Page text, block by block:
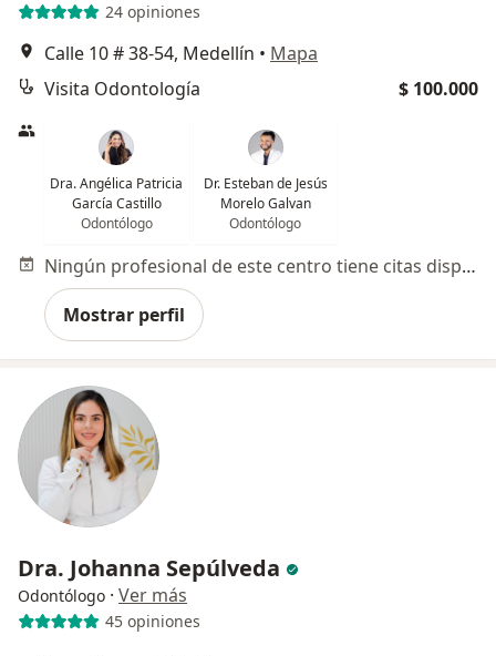
24 opiniones
Calle 10 # 38-54, Medellín • Mapa
Visita Odontología
$ 100.000
Dra. Angélica Patricia
García Castillo
Odontólogo
Dr. Esteban de Jesús
Morelo Galvan
Odontólogo
Ningún profesional de este centro tiene citas disponibles
Mostrar perfil
Dra. Johanna Sepúlveda
Odontólogo · Ver más
45 opiniones